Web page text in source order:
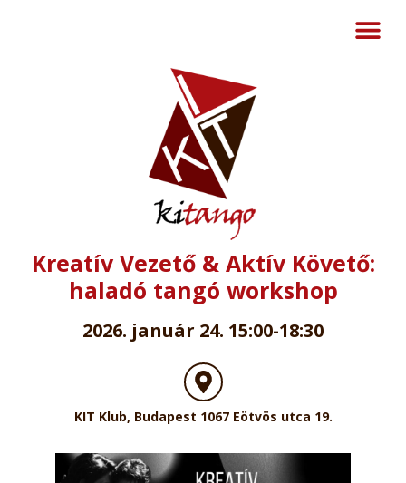
Kreatív Vezető & Aktív Követő:
haladó tangó workshop
2026. január 24. 15:00-18:30
KIT Klub, Budapest 1067 Eötvös utca 19.